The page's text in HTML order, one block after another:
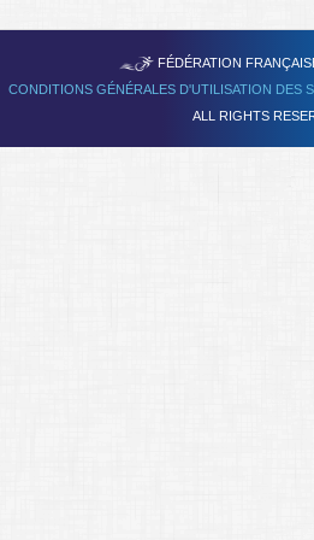
Se former
FÉDÉRATION
CONDITIONS GÉNÉRALES D'UTILISATION DES
ALL RIGHTS